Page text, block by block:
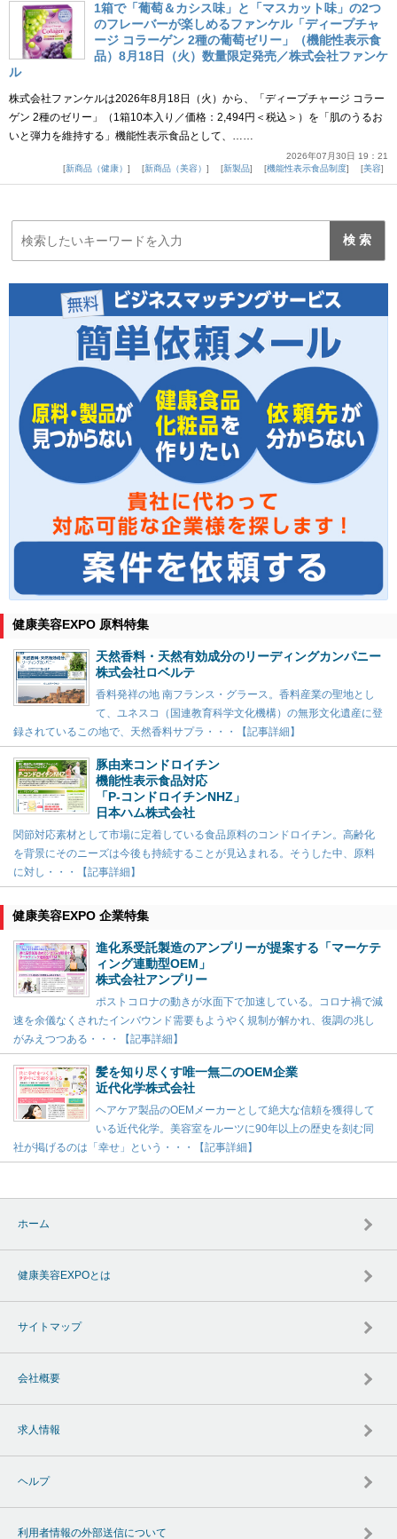
1箱で「葡萄＆カシス味」と「マスカット味」の2つ
のフレーバーが楽しめるファンケル「ディープチャ
ージ コラーゲン 2種の葡萄ゼリー」（機能性表示食
品）8月18日（火）数量限定発売／株式会社ファンケ
ル
株式会社ファンケルは2026年8月18日（火）から、「ディープチャージ コラー
ゲン 2種のゼリー」（1箱10本入り／価格：2,494円＜税込＞）を「肌のうるお
いと弾力を維持する」機能性表示食品として、……
2026年07月30日 19：21
新商品（健康）
新商品（美容） 新製品 機能性表示食品制度 美容
健康美容EXPO 原料特集
天然香料・天然有効成分のリーディングカンパニー
株式会社ロベルテ
香料発祥の地 南フランス・グラース。香料産業の聖地とし
て、ユネスコ（国連教育科学文化機構）の無形文化遺産に登
録されているこの地で、天然香料サプラ・・・【記事詳細】
豚由来コンドロイチン
機能性表示食品対応
「P-コンドロイチンNHZ」
日本ハム株式会社
関節対応素材として市場に定着している食品原料のコンドロイチン。高齢化
を背景にそのニーズは今後も持続することが見込まれる。そうした中、原料
に対し・・・【記事詳細】
健康美容EXPO 企業特集
進化系受託製造のアンプリーが提案する「マーケテ
ィング連動型OEM」
株式会社アンプリー
ポストコロナの動きが水面下で加速している。コロナ禍で減
速を余儀なくされたインバウンド需要もようやく規制が解かれ、復調の兆し
がみえつつある・・・【記事詳細】
髪を知り尽くす唯一無二のOEM企業
近代化学株式会社
ヘアケア製品のOEMメーカーとして絶大な信頼を獲得して
いる近代化学。美容室をルーツに90年以上の歴史を刻む同
社が掲げるのは「幸せ」という・・・【記事詳細】
ホーム
健康美容EXPOとは
サイトマップ
会社概要
求人情報
ヘルプ
利用者情報の外部送信について